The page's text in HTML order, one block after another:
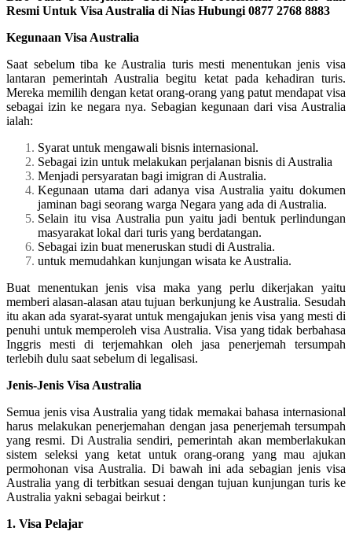
Resmi Untuk Visa Australia di Nias Hubungi 0877 2768 8883
Kegunaan Visa Australia
Saat sebelum tiba ke Australia turis mesti menentukan jenis visa
lantaran pemerintah Australia begitu ketat pada kehadiran turis.
Mereka memilih dengan ketat orang-orang yang patut mendapat visa
sebagai izin ke negara nya. Sebagian kegunaan dari visa Australia
ialah:
Syarat untuk mengawali bisnis internasional.
Sebagai izin untuk melakukan perjalanan bisnis di Australia
Menjadi persyaratan bagi imigran di Australia.
Kegunaan utama dari adanya visa Australia yaitu dokumen
jaminan bagi seorang warga Negara yang ada di Australia.
Selain itu visa Australia pun yaitu jadi bentuk perlindungan
masyarakat lokal dari turis yang berdatangan.
Sebagai izin buat meneruskan studi di Australia.
untuk memudahkan kunjungan wisata ke Australia.
Buat menentukan jenis visa maka yang perlu dikerjakan yaitu
memberi alasan-alasan atau tujuan berkunjung ke Australia. Sesudah
itu akan ada syarat-syarat untuk mengajukan jenis visa yang mesti di
penuhi untuk memperoleh visa Australia. Visa yang tidak berbahasa
Inggris mesti di terjemahkan oleh jasa penerjemah tersumpah
terlebih dulu saat sebelum di legalisasi.
Jenis-Jenis Visa Australia
Semua jenis visa Australia yang tidak memakai bahasa internasional
harus melakukan penerjemahan dengan jasa penerjemah tersumpah
yang resmi. Di Australia sendiri, pemerintah akan memberlakukan
sistem seleksi yang ketat untuk orang-orang yang mau ajukan
permohonan visa Australia. Di bawah ini ada sebagian jenis visa
Australia yang di terbitkan sesuai dengan tujuan kunjungan turis ke
Australia yakni sebagai beirkut :
1. Visa Pelajar